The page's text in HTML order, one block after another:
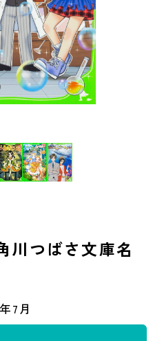
川つばさ文庫名
7月